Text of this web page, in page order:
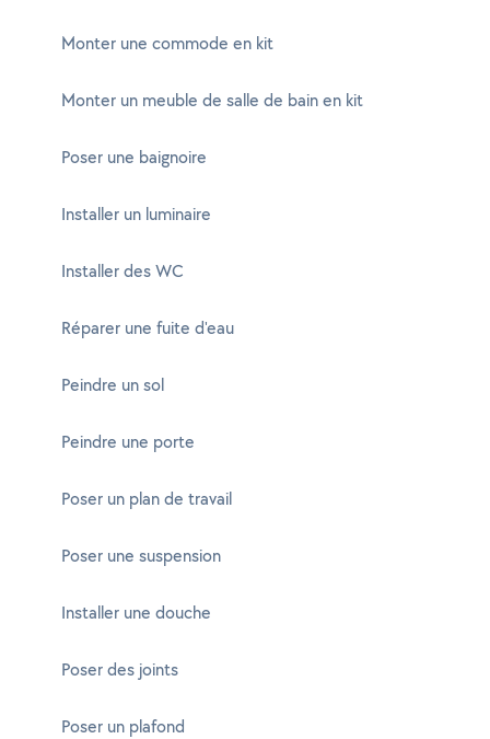
Monter une commode en kit
Monter un meuble de salle de bain en kit
Poser une baignoire
Installer un luminaire
Installer des WC
Réparer une fuite d'eau
Peindre un sol
Peindre une porte
Poser un plan de travail
Poser une suspension
Installer une douche
Poser des joints
Poser un plafond